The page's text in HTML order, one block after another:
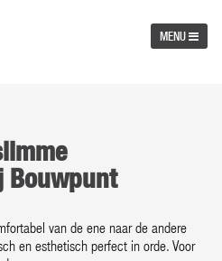
MENU
Bouwpunt
van de ene naar de andere
en esthetisch perfect in orde. Voor